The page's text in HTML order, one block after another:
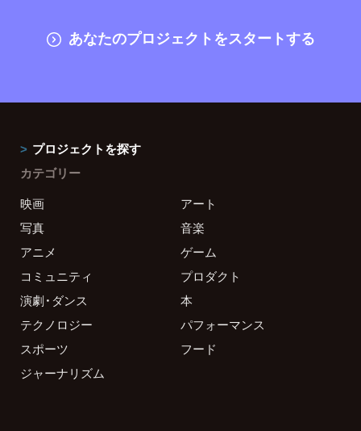
あなたのプロジェクトをスタートする
プロジェクトを探す
カテゴリー
映画
アート
写真
音楽
アニメ
ゲーム
コミュニティ
プロダクト
演劇・ダンス
本
テクノロジー
パフォーマンス
スポーツ
フード
ジャーナリズム